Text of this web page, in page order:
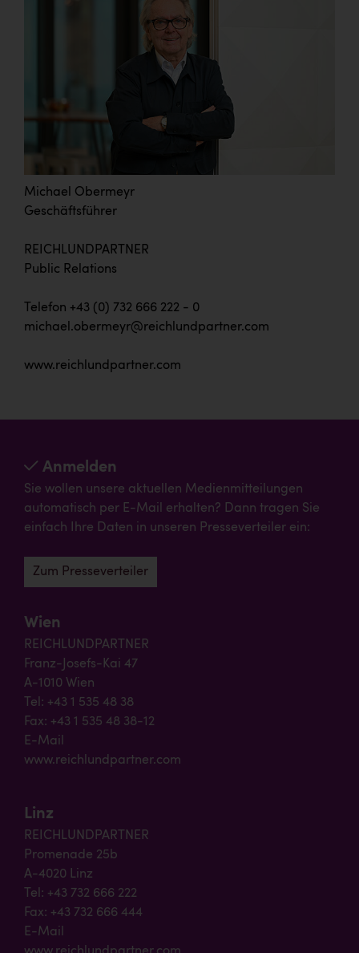
Michael Obermeyr
Geschäftsführer
REICHLUNDPARTNER
Public Relations
Telefon +43 (0) 732 666 222 - 0
michael.obermeyr@reichlundpartner.com
www.reichlundpartner.com
Anmelden
Sie wollen unsere aktuellen Medienmitteilungen
automatisch per E-Mail erhalten? Dann tragen Sie
einfach Ihre Daten in unseren Presseverteiler ein:
Zum Presseverteiler
Wien
REICHLUNDPARTNER
Franz-Josefs-Kai 47
A-1010 Wien
Tel: +43 1 535 48 38
Fax: +43 1 535 48 38-12
E-Mail
www.reichlundpartner.com
Linz
REICHLUNDPARTNER
Promenade 25b
A-4020 Linz
Tel: +43 732 666 222
Fax: +43 732 666 444
E-Mail